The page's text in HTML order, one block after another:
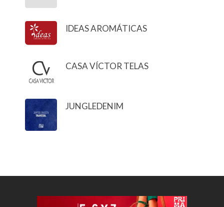
IDEAS AROMÁTICAS
CASA VÍCTOR TELAS
JUNGLEDENIM